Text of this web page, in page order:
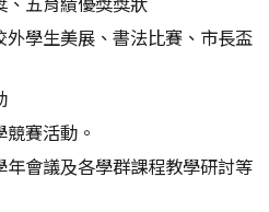
學生美展、書法比賽、市長盃
賽活動。
會議及各學群課程教學研討等